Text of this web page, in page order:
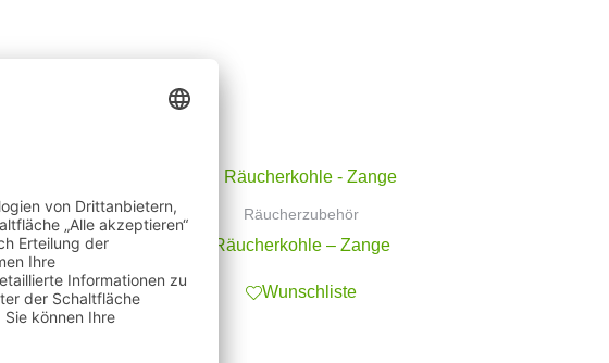
Räucherzubehör
Räucherkohle – Zange
Wunschliste